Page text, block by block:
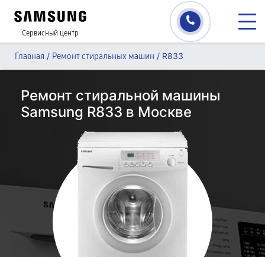
Сервисный центр
Главная / Ремонт стиральных машин / R833
Ремонт стиральной машины
Samsung R833 в Москве